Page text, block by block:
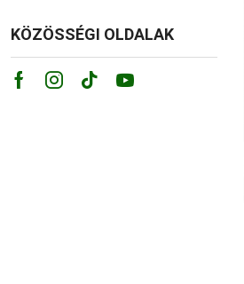
KÖZÖSSÉGI OLDALAK
Facebook
Instagram
Tik- Youtube